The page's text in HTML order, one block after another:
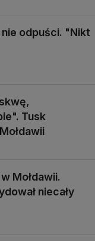
odpuści. "Nikt
Tusk
Mołdawii.
niecały